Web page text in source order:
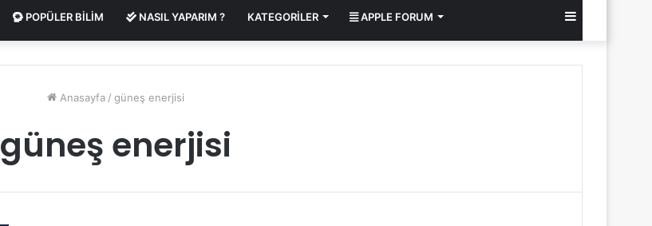
POPÜLER BILIM NASIL YAPARIM ? KATEGORILER APPLE FORUM Kenar
Bölmesi
Anasayfa / güneş enerjisi
güneş enerjisi